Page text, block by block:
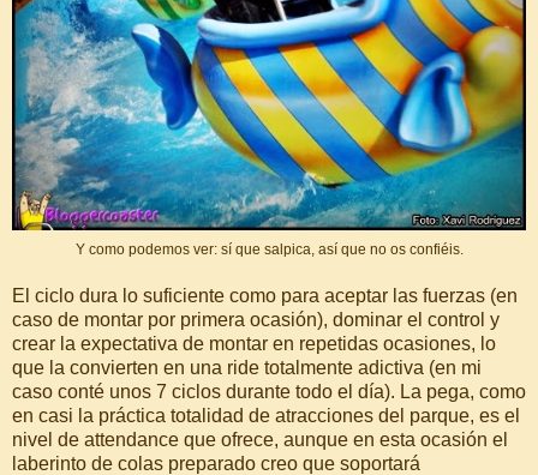
Y como podemos ver: sí que salpica, así que no os confiéis.
El ciclo dura lo suficiente como para aceptar las fuerzas (en
caso de montar por primera ocasión), dominar el control y
crear la expectativa de montar en repetidas ocasiones, lo
que la convierten en una ride totalmente adictiva (en mi
caso conté unos 7 ciclos durante todo el día). La pega, como
en casi la práctica totalidad de atracciones del parque, es el
nivel de attendance que ofrece, aunque en esta ocasión el
laberinto de colas preparado creo que soportará